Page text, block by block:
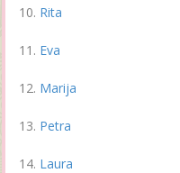
Rita
Eva
Marija
Petra
Laura